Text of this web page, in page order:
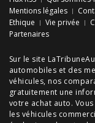
Mentions légales
Ethique
Vie privée
Partenaires
Sur le site
automobiles et des
véhicules, nos
gratuitement une
votre achat auto.
les véhicules